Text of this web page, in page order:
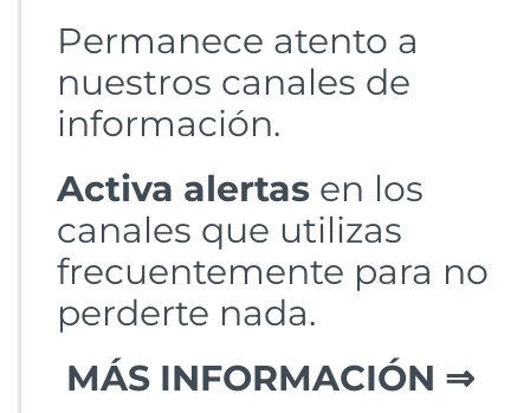
Permanece atento a
nuestros canales de
información.
Activa alertas en los
canales que utilizas
frecuentemente para no
perderte nada.
MÁS INFORMACIÓN ⇒